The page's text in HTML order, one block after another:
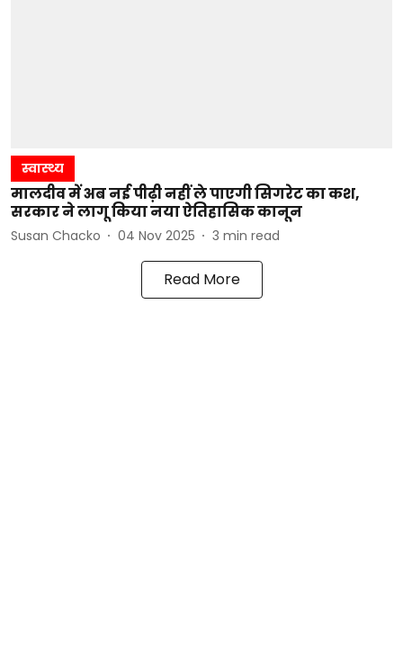
स्वास्थ्य
मालदीव में अब नई पीढ़ी नहीं ले पाएगी सिगरेट का कश,
सरकार ने लागू किया नया ऐतिहासिक कानून
Susan Chacko 04 Nov 2025 3 min read
Read More